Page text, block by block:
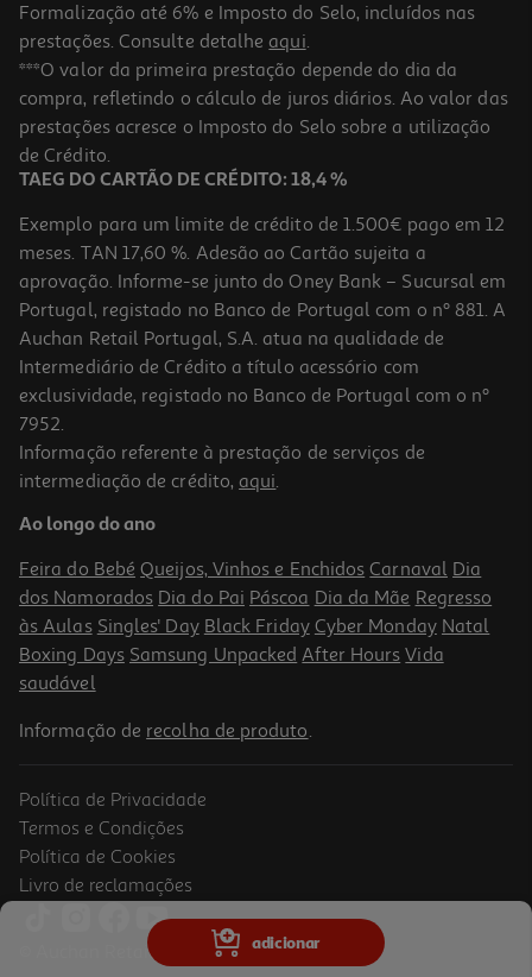
adicionar
5.0
Varinha Mágica Moulinex Quickchef + Dd671810 1000w
39.99 €/un
39,99 €
Varinha Mágica Braun Multiquick 5 Pro Mq55001m 1000 W
39.99 €/un
39,99 €
Varinha Mágica Bosch Ergomixx Ms6cb6110 Quattroblade 1000 W
Formalização até 6% e Imposto do Selo, incluídos nas
prestações. Consulte detalhe aqui.
***O valor da primeira prestação depende do dia da
compra, refletindo o cálculo de juros diários. Ao valor das
prestações acresce o Imposto do Selo sobre a utilização
de Crédito.
TAEG DO CARTÃO DE CRÉDITO: 18,4 %
Exemplo para um limite de crédito de 1.500€ pago em 12
meses. TAN 17,60 %. Adesão ao Cartão sujeita a
aprovação. Informe-se junto do Oney Bank – Sucursal em
Portugal, registado no Banco de Portugal com o nº 881. A
Auchan Retail Portugal, S.A. atua na qualidade de
Intermediário de Crédito a título acessório com
exclusividade, registado no Banco de Portugal com o nº
7952.
Informação referente à prestação de serviços de
intermediação de crédito, aqui.
Ao longo do ano
Feira do Bebé Queijos, Vinhos e Enchidos Carnaval Dia
dos Namorados Dia do Pai Páscoa Dia da Mãe Regresso
às Aulas Singles' Day Black Friday Cyber Monday Natal
Boxing Days Samsung Unpacked After Hours Vida
saudável
Informação de recolha de produto.
Política de Privacidade
Termos e Condições
Política de Cookies
Livro de reclamações
© Auchan Retail Portugal